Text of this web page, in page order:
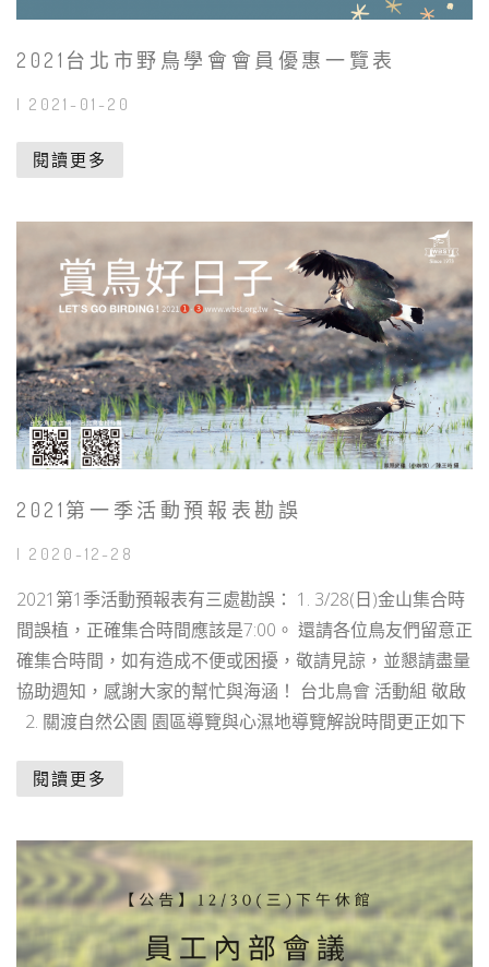
2021台北市野鳥學會會員優惠一覽表
| 2021-01-20
閱讀更多
2021第一季活動預報表勘誤
| 2020-12-28
2021第1季活動預報表有三處勘誤： 1. 3/28(日)金山集合時
間誤植，正確集合時間應該是7:00。 還請各位鳥友們留意正
確集合時間，如有造成不便或困擾，敬請見諒，並懇請盡量
協助週知，感謝大家的幫忙與海涵！ 台北鳥會 活動組 敬啟
2. 關渡自然公園 園區導覽與心濕地導覽解說時間更正如下
閱讀更多